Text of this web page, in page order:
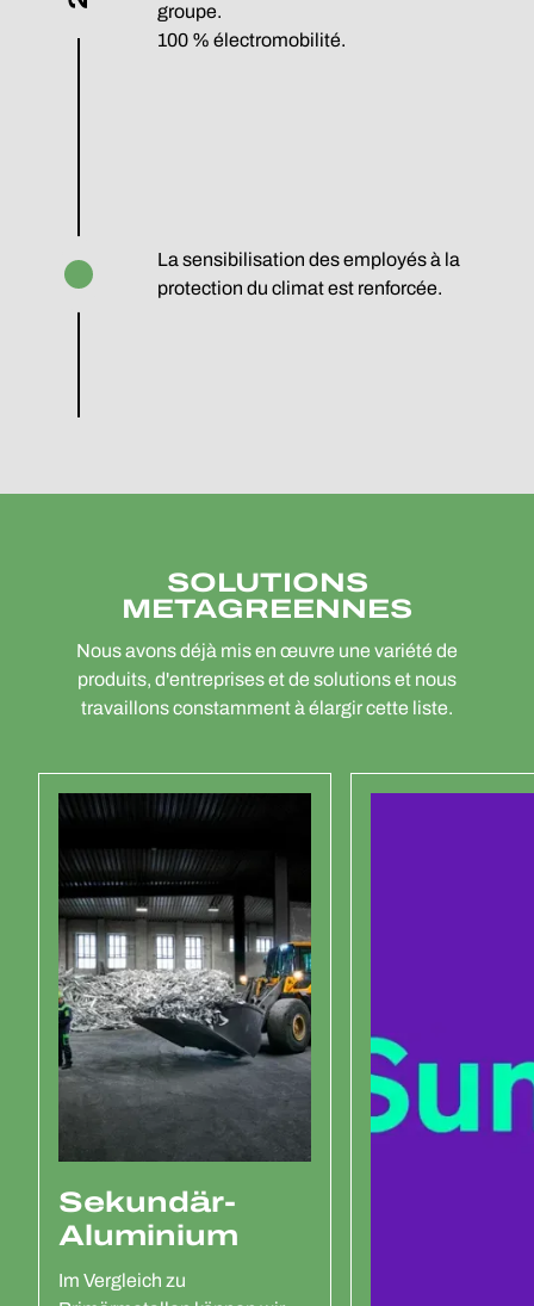
groupe.
100 % électromobilité.
La sensibilisation des employés à la
protection du climat est renforcée.
SOLUTIONS
METAGREENNES
Nous avons déjà mis en œuvre une variété de
produits, d'entreprises et de solutions et nous
travaillons constamment à élargir cette liste.
Sekundär-
Aluminium
Im Vergleich zu